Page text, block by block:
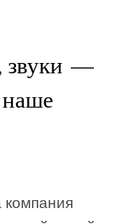
звуки —
наше
компания